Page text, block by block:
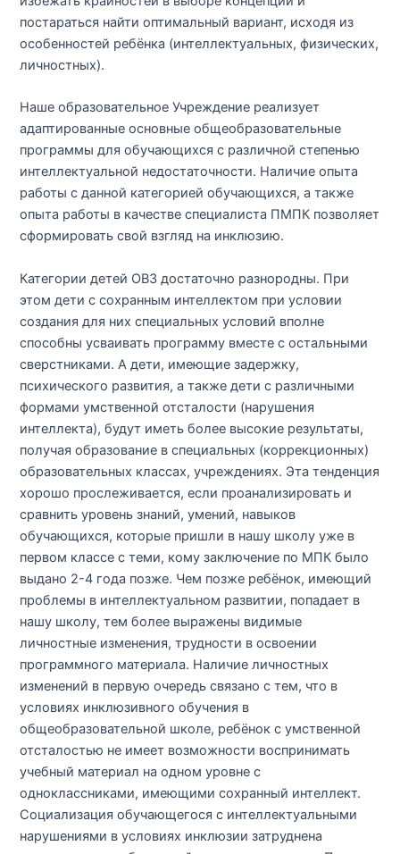
постараться найти оптимальный вариант, исходя из
особенностей ребёнка (интеллектуальных, физических,
личностных).
Наше образовательное Учреждение реализует
адаптированные основные общеобразовательные
программы для обучающихся с различной степенью
интеллектуальной недостаточности. Наличие опыта
работы с данной категорией обучающихся, а также
опыта работы в качестве специалиста ПМПК позволяет
сформировать свой взгляд на инклюзию.
Категории детей ОВЗ достаточно разнородны. При
этом дети с сохранным интеллектом при условии
создания для них специальных условий вполне
способны усваивать программу вместе с остальными
сверстниками. А дети, имеющие задержку,
психического развития, а также дети с различными
формами умственной отсталости (нарушения
интеллекта), будут иметь более высокие результаты,
получая образование в специальных (коррекционных)
образовательных классах, учреждениях. Эта тенденция
хорошо прослеживается, если проанализировать и
сравнить уровень знаний, умений, навыков
обучающихся, которые пришли в нашу школу уже в
первом классе с теми, кому заключение по МПК было
выдано 2-4 года позже. Чем позже ребёнок, имеющий
проблемы в интеллектуальном развитии, попадает в
нашу школу, тем более выражены видимые
личностные изменения, трудности в освоении
программного материала. Наличие личностных
изменений в первую очередь связано с тем, что в
условиях инклюзивного обучения в
общеобразовательной школе, ребёнок с умственной
отсталостью не имеет возможности воспринимать
учебный материал на одном уровне с
одноклассниками, имеющими сохранный интеллект.
Социализация обучающегося с интеллектуальными
нарушениями в условиях инклюзии затруднена